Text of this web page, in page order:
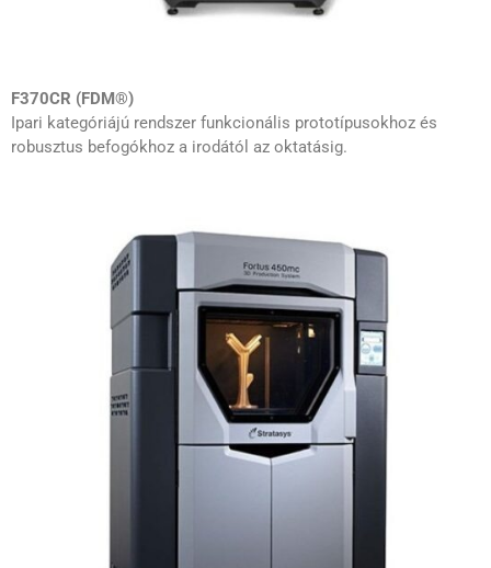
F370CR (FDM®)
Ipari kategóriájú rendszer funkcionális prototípusokhoz és
robusztus befogókhoz a irodától az oktatásig.